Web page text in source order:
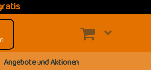
Angebote und Aktionen